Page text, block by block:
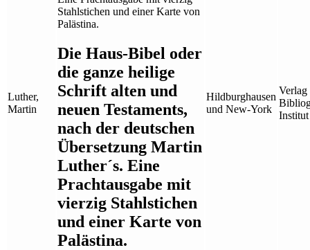
Luther,
Martin
Die Haus-Bibel oder
die ganze heilige
Schrift alten und
neuen Testaments,
nach der deutschen
Übersetzung Martin
Luther´s. Eine
Prachtausgabe mit
vierzig Stahlstichen
und einer Karte von
Palästina.
Hildburghausen
und New-York
Verlag
Institut